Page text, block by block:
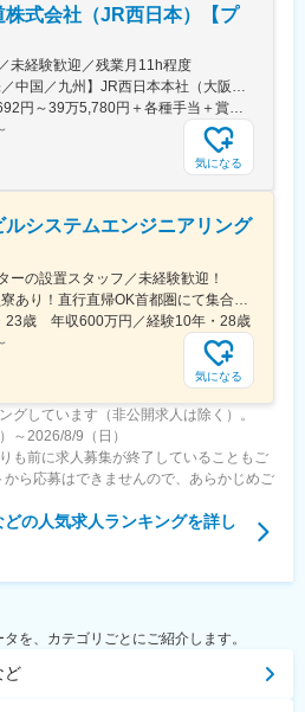
に真摯に向き合ってきました。
95％を内製化し、高品質かつスピーディ
待に応え続けています。
1名からのスタートでしたが、現在では岡
名、東京オフィス2名、グループ会社
、計112名が在籍。
、多様な人材がそれぞれの強みを活かし
」によるBtoC展開や、製造業を支援
国コニック』をグループに持ち、安定し
実現しています。
る業務
株式会社（JR西日本）【プ
未経験歓迎／残業月11h程度
【大阪または北陸／近畿／中国／九州】JR西日本本社（大阪市北区）または当社事業エリア内（北陸から北九州まで）の各支社※可能な限り希望に沿って配属します※I・Uターン歓迎※受動喫煙対策：敷地内喫煙可能場所あり■北陸新潟県（糸魚川）富山県（富山、高岡）石川県（金沢、七尾、羽咋、白山、加賀）福井県（福井、敦賀、小浜）■近畿三重県（伊賀）滋賀県（大津、草津）京都府（京都、福知山）大阪府（大阪、高槻、堺）兵庫県（神戸、明石、姫路、加古川、豊岡、神崎郡神河町、丹波篠山）奈良県（奈良、北葛城郡）和歌山県（和歌山、田辺）■中国岡山県（岡山、和気郡和気町、笠岡、新見、総社、倉敷、津山）鳥取県（米子、鳥取）島根県（松江、浜田、出雲）広島県（広島、福山、三原）山口県（山口、周南、下関）■九州福岡県（福岡)
■大卒以上：月給24万1,692円～39万5,780円＋各種手当＋賞与2回■高卒以上：月給22万2,662円～39万5,780円＋各種手当＋賞与2回※上記は2026年度新卒支払額(京阪神地区)です。勤務地・学歴で異なります※京阪神地区以外の勤務地の場合は、月給（大卒以上）23万706円以上、月給（高卒以上）21万2,541円以上となります※上記基本給と別途、諸手当として扶養・職務・時間外・通勤手当等を支給します……入社時年収例……大卒、月15時間相当の時間外労働手当、賞与5.3ヵ月分（2025年度）を含む・社会人経験 5年：入社時年収 450万円程度～・社会人経験 10年：入社時年収 500万円程度～・社会人経験 15年：入社時年収 540万円程度～・社会人経験 20年：入社時年収 590万円程度～・社会人経験 25年：入社時年収 600万円程度～
気になる
システムエンジニアリング
ーの設置スタッフ／未経験歓迎！
★U・Iターン歓迎！社員寮あり！直行直帰OK首都圏にて集合研修を予定しています。希望を考慮して下記のいずれかに配属します。■初任地については面接で希望をお伺いしながら確定いたします。初任地が決まったうえで入社の意思判断を行っていただけます。■転勤についても本人の希望を最大限尊重します。転勤が発生した場合には、引越し費用や住居のサポートを行います。＜北海道支店＞北海道札幌市北区篠路条5-7-71＜首都圏支店＞東京都中央区日本橋浜町3-27-6＜中部支店＞愛知県名古屋市中区栄3-14-15 スギビル5階＜関西支店＞大阪府門真市深田町20-5＜中国支店＞広島県広島市中区八丁堀5-7 広島KSビル9階＜西日本支店＞福岡県福岡市東区社領3-11-35 九州部品センター2階※受動喫煙対策：屋内禁煙
23歳 年収600万円／経験10年・28歳
気になる
グしています（非公開求人は除く）。
～2026/8/9（日）
も前に求人募集が終了していることもご
ら応募はできませんので、あらかじめご
どの人気求人ランキングを詳し
を、カテゴリごとにご紹介します。
ど